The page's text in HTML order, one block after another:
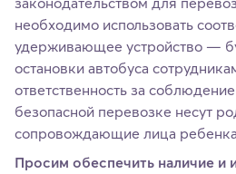
необходимо использовать
удерживающее устройство —
остановки автобуса
ответственность за
безопасной перевозке несут
сопровождающие лица
Просим обеспечить наличие и